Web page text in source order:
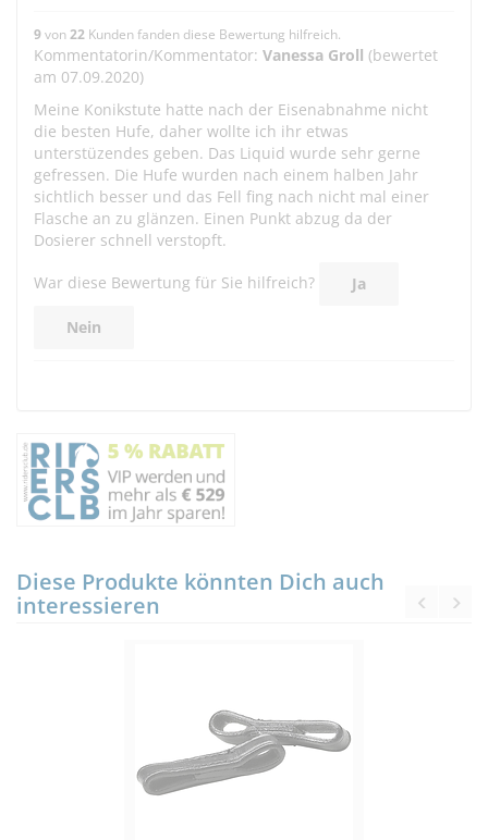
9von 22 Kunden fanden diese Bewertung hilfreich.
Kommentatorin/Kommentator: Vanessa Groll (bewertet
am 07.09.2020)
Meine Konikstute hatte nach der Eisenabnahme nicht
die besten Hufe, daher wollte ich ihr etwas
unterstüzendes geben. Das Liquid wurde sehr gerne
gefressen. Die Hufe wurden nach einem halben Jahr
sichtlich besser und das Fell fing nach nicht mal einer
Flasche an zu glänzen. Einen Punkt abzug da der
Dosierer schnell verstopft.
War diese Bewertung für Sie hilfreich? Ja
Nein
Diese Produkte könnten Dich auch
interessieren